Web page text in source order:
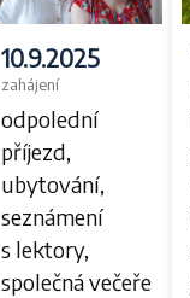
10.9.2025
zahájení
odpolední
příjezd,
ubytování,
seznámení
s lektory,
společná večeře